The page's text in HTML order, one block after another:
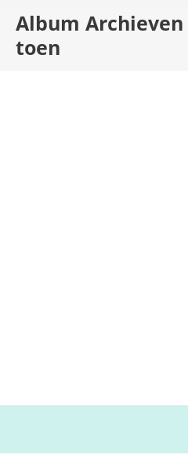
Album Archieven
toen